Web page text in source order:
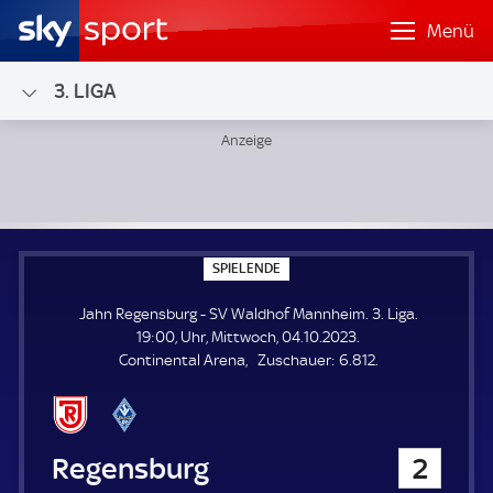
Menü
3. LIGA
SPIELENDE
P
E
L
E
N
Jahn Regensburg - SV Waldhof Mannheim. 3. Liga.
19:00, Uhr, Mittwoch, 04.10.2023.
Continental Arena
Zuschauer: Z
6.812.
Jahn Regensburg 2